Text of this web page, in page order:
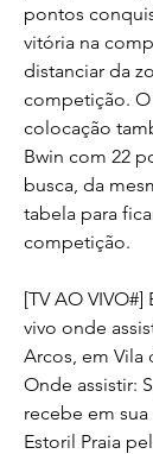
pontos
vitória na
distanciar da
competição. O
colocação
Bwin com 22
busca, da
tabela para
competição.
[TV AO VIVO#]
vivo onde
Arcos, em Vila
Onde assistir:
recebe em
Estoril Praia